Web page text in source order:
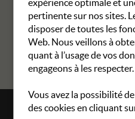
pertinente sur nos sites.
disposer de toutes les
Web. Nous veillons à
quant à l’usage de vos
engageons à les respecter.
Vous avez la possibilité
des cookies en cliquant